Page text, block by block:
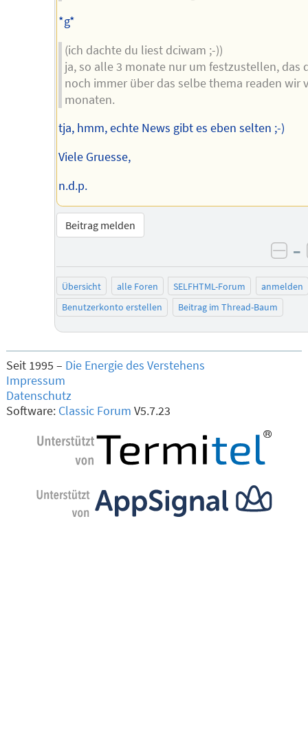
*g*
(ich dachte du liest dciwam ;-))
ja, so alle 3 monate nur um festzustellen, das
noch immer über das selbe thema readen wir
monaten.
tja, hmm, echte News gibt es eben selten ;-)
Viele Gruesse,
n.d.p.
Beitrag melden
–
Übersicht alle Foren SELFHTML-Forum
anmelden
Benutzerkonto erstellen
Beitrag im Thread-Baum
Seit 1995 – Die Energie des Verstehens
Impressum
Datenschutz
Software: Classic Forum V5.7.23